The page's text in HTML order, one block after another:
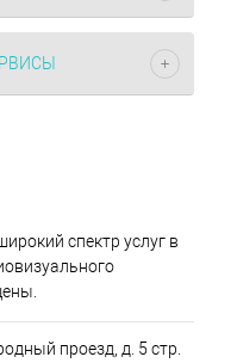
спектр услуг в
проезд, д. 5 стр.